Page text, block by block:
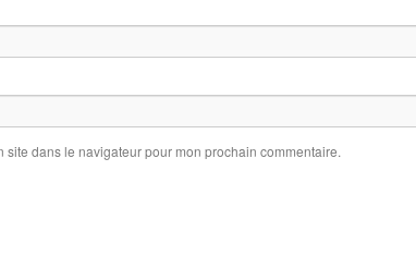
site dans le navigateur pour mon prochain commentaire.